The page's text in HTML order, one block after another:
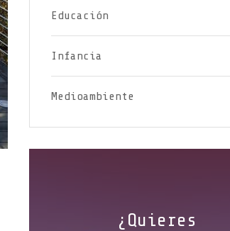
Educación
Infancia
Medioambiente
¿Quieres